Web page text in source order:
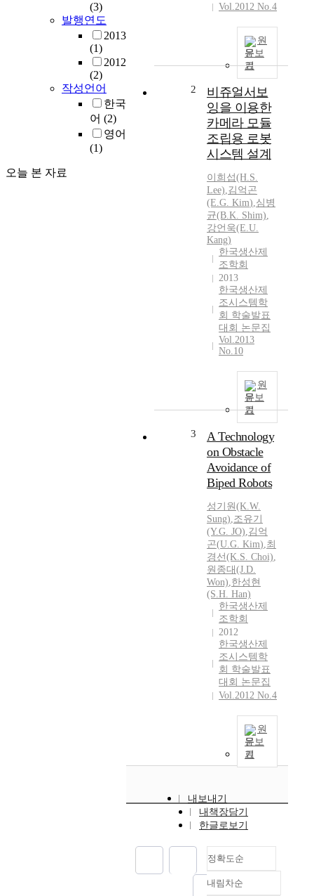
(3)
발행연도
2013
(1)
2012
(2)
작성언어
한국
어 (2)
영어
(1)
오늘 본 자료
Vol.2012 No.4
원
문보
기
2
비쥬얼서보
잉을 이용한
카메라 모듈
조립용 로봇
시스템 설계
이희섭(H.S.
Lee),김억곤
(E.G. Kim),심병
균(B.K. Shim),
강언욱(E.U.
Kang)
한국생산제
조학회
2013
한국생산제
조시스템학
회 학술발표
대회 논문집
Vol.2013
No.10
원
문보
기
3
A Technology
on Obstacle
Avoidance of
Biped Robots
성기원(K.W.
Sung),조유기
(Y.G. JO),김억
곤(U.G. Kim),최
경선(K.S. Choi),
원종대(J.D.
Won),한성현
(S.H. Han)
한국생산제
조학회
2012
한국생산제
조시스템학
회 학술발표
대회 논문집
Vol.2012 No.4
원
문보
기
내보내기
내책장담기
한글로보기
정확도순
정확도
내림차순